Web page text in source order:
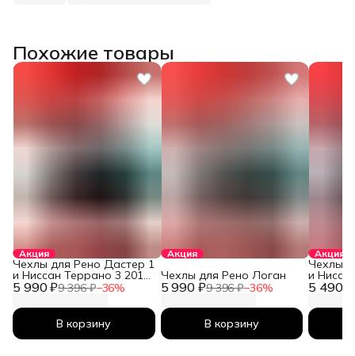
Похожие товары
Акция
5 990 ₽9 396 ₽−36%
Чехлы для Рено Дастер 1
и Ниссан Террано 3 2010-
2026
В корзину
Акция
5 990 ₽9 396 ₽−36%
Чехлы для Рено Логан
В корзину
Акция
5 490 ₽
Чехлы
и
2026